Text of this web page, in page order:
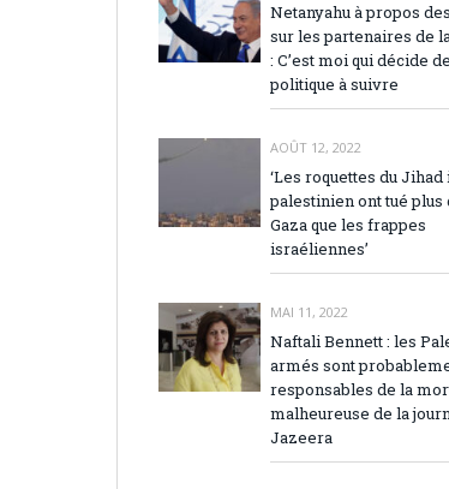
Netanyahu à propos
sur les partenaires de
: C’est moi qui décide
politique à suivre
AOÛT 12, 2022
‘Les roquettes du
palestinien ont tué plus
Gaza que les frappes
israéliennes’
MAI 11, 2022
Naftali Bennett : les
armés sont
responsables de la
malheureuse de la
Jazeera